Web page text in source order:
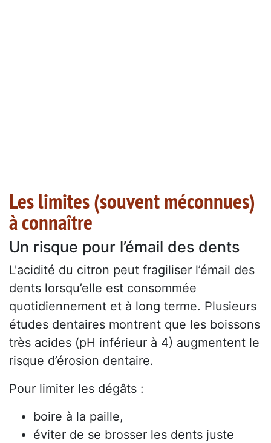
Les limites (souvent méconnues)
à connaître
Un risque pour l’émail des dents
L'acidité du citron peut fragiliser l’émail des
dents lorsqu’elle est consommée
quotidiennement et à long terme. Plusieurs
études dentaires montrent que les boissons
très acides (pH inférieur à 4) augmentent le
risque d’érosion dentaire.
Pour limiter les dégâts :
boire à la paille,
éviter de se brosser les dents juste